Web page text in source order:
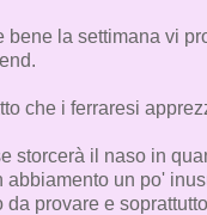
bene la settimana vi
che i ferraresi
storcerà il naso in
abbiamento un po'
da provare e